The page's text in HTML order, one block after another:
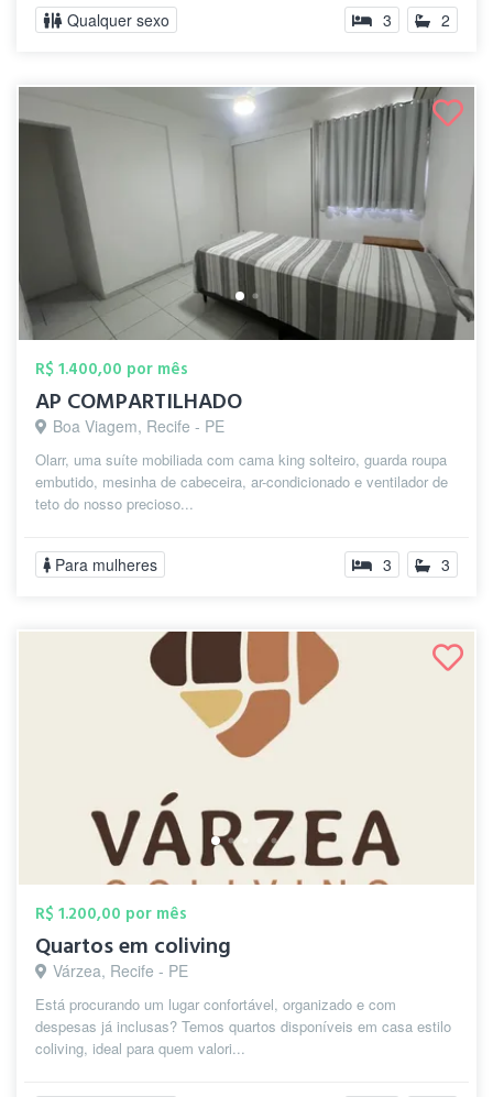
Qualquer sexo 3 2
R$ 1.400,00 por mês
AP COMPARTILHADO
Boa Viagem, Recife - PE
Olarr, uma suíte mobiliada com cama king solteiro, guarda roupa
embutido, mesinha de cabeceira, ar-condicionado e ventilador de
teto do nosso precioso...
Para mulheres 3 3
R$ 1.200,00 por mês
Quartos em coliving
Várzea, Recife - PE
Está procurando um lugar confortável, organizado e com
despesas já inclusas? Temos quartos disponíveis em casa estilo
coliving, ideal para quem valori...